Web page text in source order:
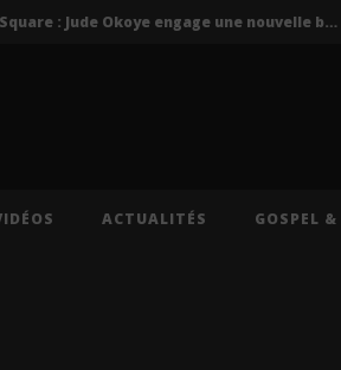
P-Square : Jude Okoye engage une nouvelle bataille judiciaire contre Peter Okoye
ft. Gims – Caméra (Lyrics)
P-Square : Jude Okoye engage une nouvelle bataille judiciaire contre Peter Okoye
ACTUALITÉS GOSPEL &